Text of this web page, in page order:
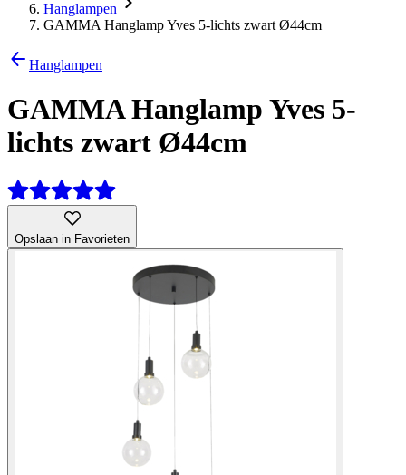
Hanglampen
GAMMA Hanglamp Yves 5-lichts zwart Ø44cm
Hanglampen
GAMMA Hanglamp Yves 5-
lichts zwart Ø44cm
Opslaan in Favorieten